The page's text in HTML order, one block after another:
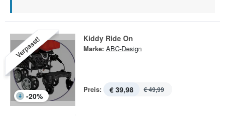
Verpasst!
-20%
Kiddy Ride On
Marke: ABC-Design
Preis: € 39,98 € 49,99